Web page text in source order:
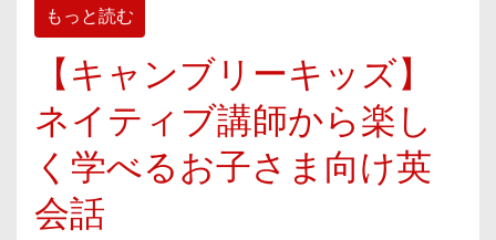
もっと読む
【キャンブリーキッズ】
ネイティブ講師から楽し
く学べるお子さま向け英
会話